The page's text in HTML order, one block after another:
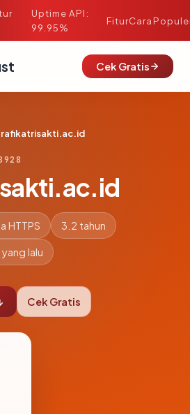
·
Uptime API:
99.95%
FiturCara
Cek Gratis
HTTPS 3.2 tahun
lalu
Cek Gratis